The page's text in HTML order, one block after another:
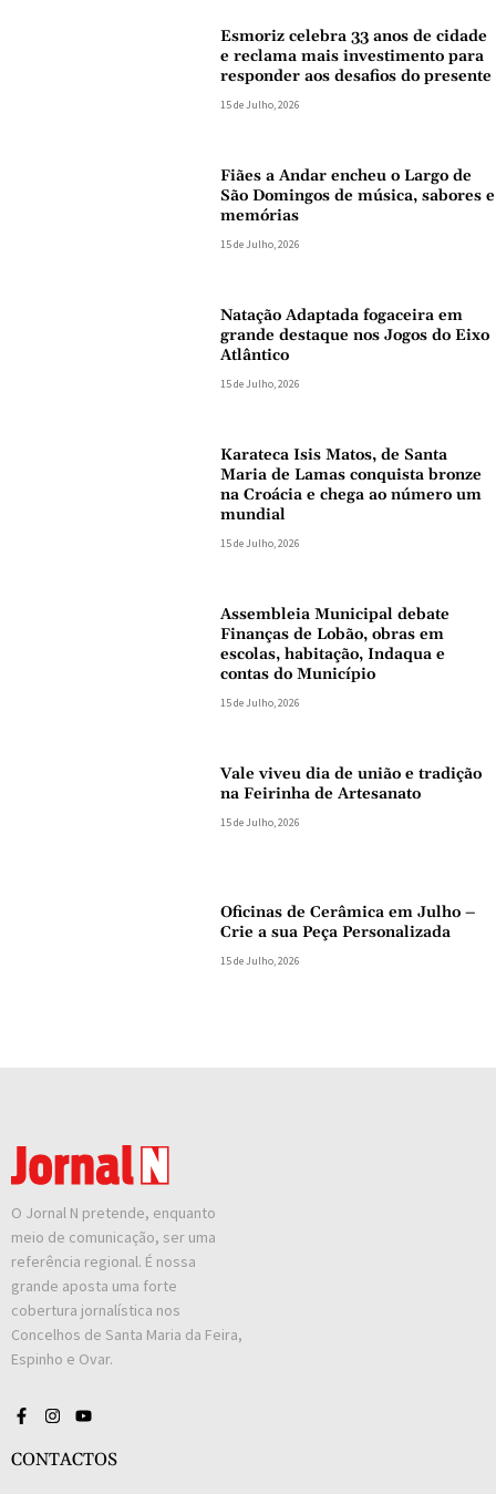
Esmoriz celebra 33 anos de cidade
e reclama mais investimento para
responder aos desafios do presente
15 de Julho, 2026
Fiães a Andar encheu o Largo de
São Domingos de música, sabores e
memórias
15 de Julho, 2026
Natação Adaptada fogaceira em
grande destaque nos Jogos do Eixo
Atlântico
15 de Julho, 2026
Karateca Isis Matos, de Santa
Maria de Lamas conquista bronze
na Croácia e chega ao número um
mundial
15 de Julho, 2026
Assembleia Municipal debate
Finanças de Lobão, obras em
escolas, habitação, Indaqua e
contas do Município
15 de Julho, 2026
Vale viveu dia de união e tradição
na Feirinha de Artesanato
15 de Julho, 2026
Oficinas de Cerâmica em Julho –
Crie a sua Peça Personalizada
15 de Julho, 2026
O Jornal N pretende, enquanto
meio de comunicação, ser uma
referência regional. É nossa
grande aposta uma forte
cobertura jornalística nos
Concelhos de Santa Maria da Feira,
Espinho e Ovar.
CONTACTOS